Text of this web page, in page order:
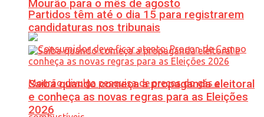
Mourão para o mês de agosto
Partidos têm até o dia 15 para registrarem
candidaturas nos tribunais
Saiba quando começa a propaganda eleitoral
e conheça as novas regras para as Eleições
2026